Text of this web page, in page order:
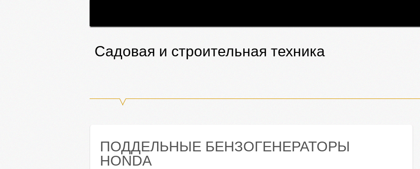
Садовая и строительная техника
ПОДДЕЛЬНЫЕ БЕНЗОГЕНЕРАТОРЫ
HONDA